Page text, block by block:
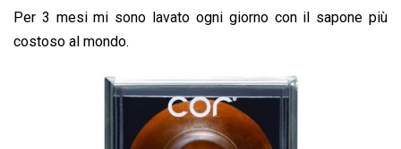
Per 3 mesi mi sono lavato ogni giorno con il sapone più
costoso al mondo.